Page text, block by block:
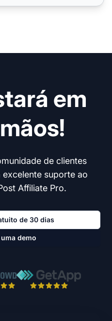
em
de clientes
suporte ao
Affiliate Pro.
de 30 dias
demo